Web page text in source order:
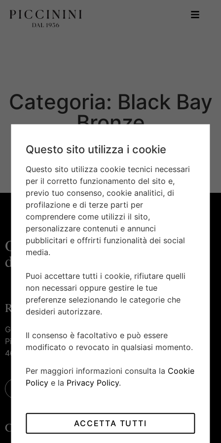
Categoria: Black Bay
Bronze
Orologeria e gioielleria
d’eccellenza
Raggiungici
Gioielleria Piccinini —
Piazza Marconi, 27
46100 Mantova
Contattaci
Questo sito utilizza i cookie
Questo sito utilizza cookie tecnici necessari
per il corretto funzionamento del sito e,
previo tuo consenso, cookie analitici, di
profilazione e di terze parti per
comprendere come utilizzi il sito,
personalizzare contenuti e annunci
pubblicitari e offrirti funzionalità dei social
media.
Puoi accettare tutti i cookie, rifiutare quelli
non necessari oppure gestire le tue
preferenze selezionando le categorie che
desideri autorizzare.
Il consenso è facoltativo e può essere
modificato o revocato in qualsiasi momento.
Per maggiori informazioni consulta la Cookie
Policy e la Privacy Policy.
ACCETTA TUTTI